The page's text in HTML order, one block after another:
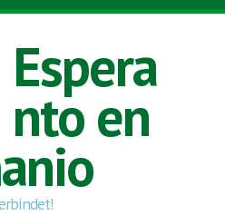
Espera
nto en